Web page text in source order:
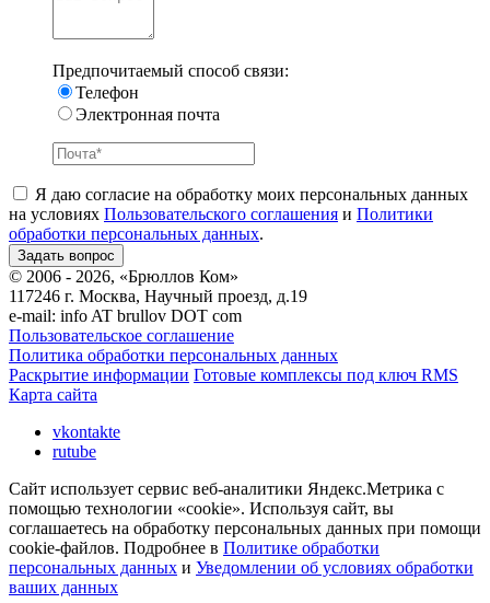
Предпочитаемый способ связи:
Телефон
Электронная почта
Я даю согласие на обработку моих персональных данных
на условиях Пользовательского соглашения и Политики
обработки персональных данных.
© 2006 - 2026, «Брюллов Ком»
117246 г. Москва, Научный проезд, д.19
e-mail: info AT brullov DOT com
Пользовательское соглашение
Политика обработки персональных данных
Раскрытие информации Готовые комплексы под ключ RMS
Карта сайта
vkontakte
rutube
Сайт использует сервис веб-аналитики Яндекс.Метрика с
помощью технологии «cookie». Используя сайт, вы
соглашаетесь на обработку персональных данных при помощи
cookie-файлов. Подробнее в Политике обработки
персональных данных и Уведомлении об условиях обработки
ваших данных